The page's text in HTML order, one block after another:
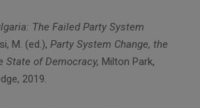
The Failed Party System
M. (ed.), Party System Change, the
State of Democracy, Milton Park,
2019.